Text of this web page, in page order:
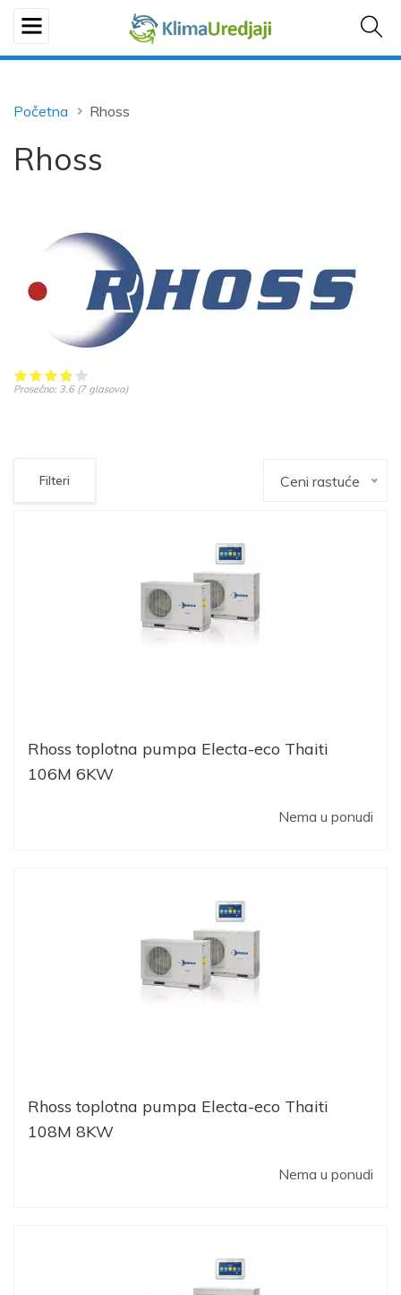
Početna Rhoss
Rhoss
Prosečno: 3.6 (7glasova)
Filteri Ceni rastuće
Rhoss toplotna pumpa Electa-eco Thaiti
106M 6KW
Nema u ponudi
Rhoss toplotna pumpa Electa-eco Thaiti
108M 8KW
Nema u ponudi